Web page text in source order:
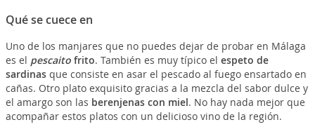
Qué se cuece en
Uno de los manjares que no puedes dejar de probar en Málaga
es el pescaito frito. También es muy típico el espeto de
sardinasque consiste en asar el pescado al fuego ensartado en
cañas. Otro plato exquisito gracias a la mezcla del sabor dulce y
el amargo son las berenjenas con miel. No hay nada mejor que
acompañar estos platos con un delicioso vino de la región.